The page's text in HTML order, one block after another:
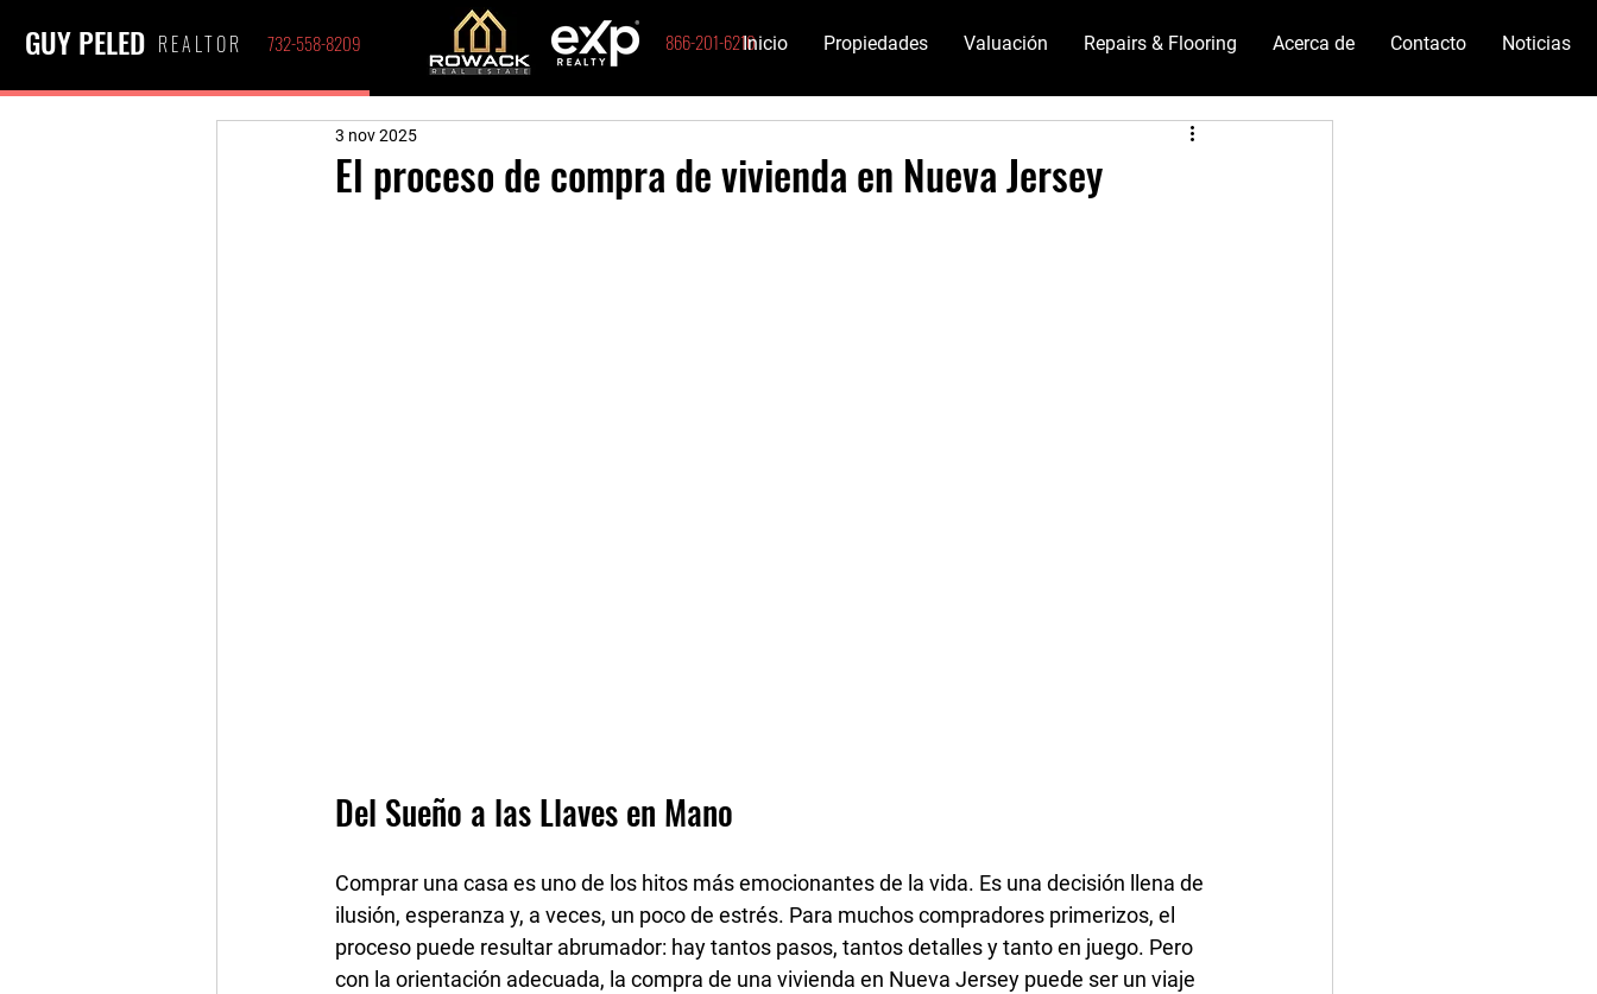
GUY PELED REALTOR 732-558-8209 866-201-6210Inicio Propiedades Valuación Repairs & Flooring Acerca de Contacto Noticias
El proceso de compra de vivienda en Nueva Jersey
3 nov 2025
Del Sueño a las Llaves en Mano
Comprar una casa es uno de los hitos más emocionantes de la vida. Es una decisión llena de
ilusión, esperanza y, a veces, un poco de estrés. Para muchos compradores primerizos, el
proceso puede resultar abrumador: hay tantos pasos, tantos detalles y tanto en juego. Pero
con la orientación adecuada, la compra de una vivienda en Nueva Jersey puede ser un viaje